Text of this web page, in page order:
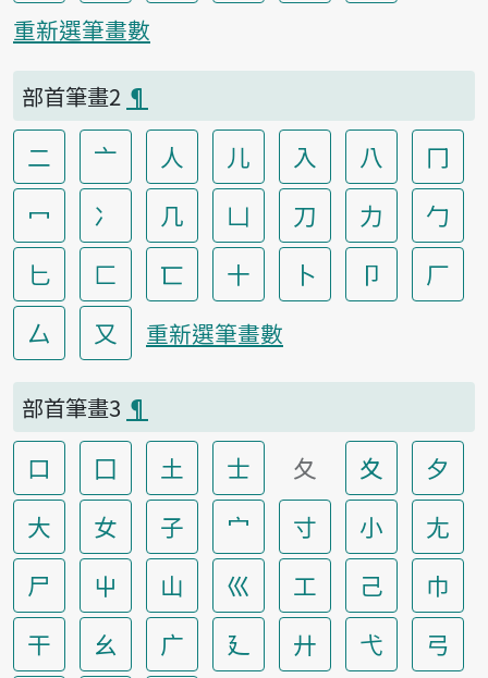
重新選筆畫數
部首筆畫2 ¶
二 亠 人 儿 入 八
冂
冖
冫 几 凵 刀 力
勹
匕
匚 匸 十 卜 卩
厂
厶
又 重新選筆畫數
部首筆畫3 ¶
口 囗 土 士 夂 夊
夕
大
女 子 宀 寸 小
尢
尸
屮 山 巛 工 己
巾
干
幺 广 廴 廾 弋 弓